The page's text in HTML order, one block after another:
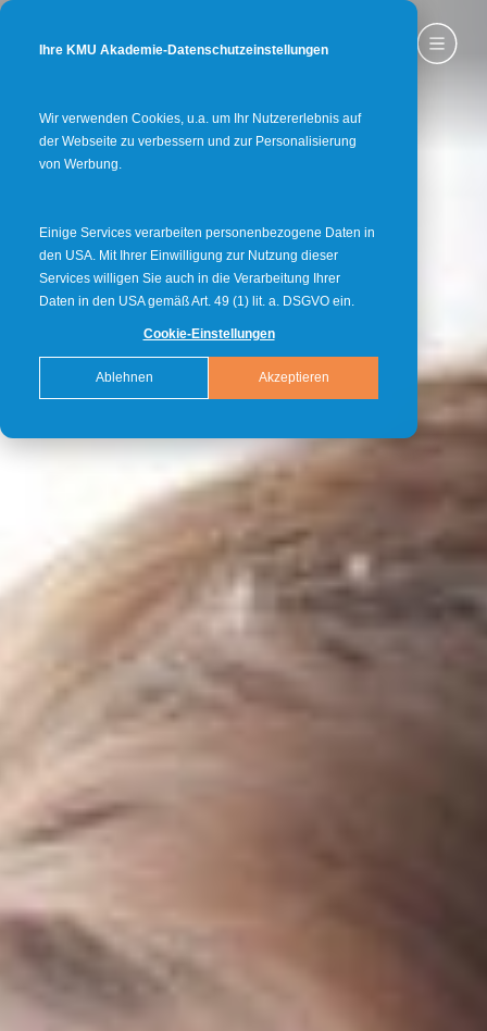
Ihre KMU Akademie-Datenschutzeinstellungen
Wir verwenden Cookies, u.a. um Ihr Nutzererlebnis auf
der Webseite zu verbessern und zur Personalisierung
von Werbung.
Einige Services verarbeiten personenbezogene Daten in
den USA. Mit Ihrer Einwilligung zur Nutzung dieser
Services willigen Sie auch in die Verarbeitung Ihrer
Daten in den USA gemäß Art. 49 (1) lit. a. DSGVO ein.
Cookie-Einstellungen
Akzeptieren
Ablehnen